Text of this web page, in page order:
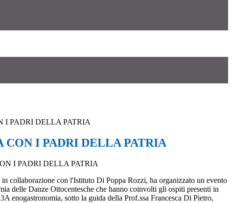
I PADRI DELLA PATRIA
CON I PADRI DELLA PATRIA
collaborazione con l'Istituto Di Poppa Rozzi, ha organizzato un evento
delle Danze Ottocentesche che hanno coinvolti gli ospiti presenti in
enogastronomia, sotto la guida della Prof.ssa Francesca Di Pietro,